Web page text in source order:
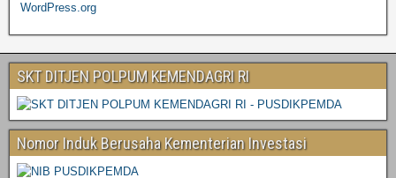
WordPress.org
SKT DITJEN POLPUM KEMENDAGRI RI
Nomor Induk Berusaha Kementerian Investasi